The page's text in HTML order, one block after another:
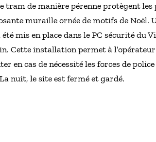
tram de manière pérenne protègent
muraille ornée de motifs de Noël.
mis en place dans le PC sécurité du
Cette installation permet à
en cas de nécessité les forces de
nuit, le site est fermé et gardé.